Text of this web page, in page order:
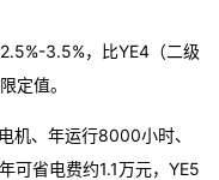
3.5%，比YE4（二级
定值。
机、年运行8000小时、
可省电费约1.1万元，YE5